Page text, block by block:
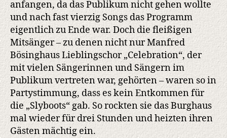
anfangen, da das Publikum nicht gehen wollte
und nach fast vierzig Songs das Programm
eigentlich zu Ende war. Doch die fleißigen
Mitsänger – zu denen nicht nur Manfred
Bösinghaus Lieblingschor „Celebration“, der
mit vielen Sängerinnen und Sängern im
Publikum vertreten war, gehörten – waren so in
Partystimmung, dass es kein Entkommen für
die „Slyboots“ gab. So rockten sie das Burghaus
mal wieder für drei Stunden und heizten ihren
Gästen mächtig ein.